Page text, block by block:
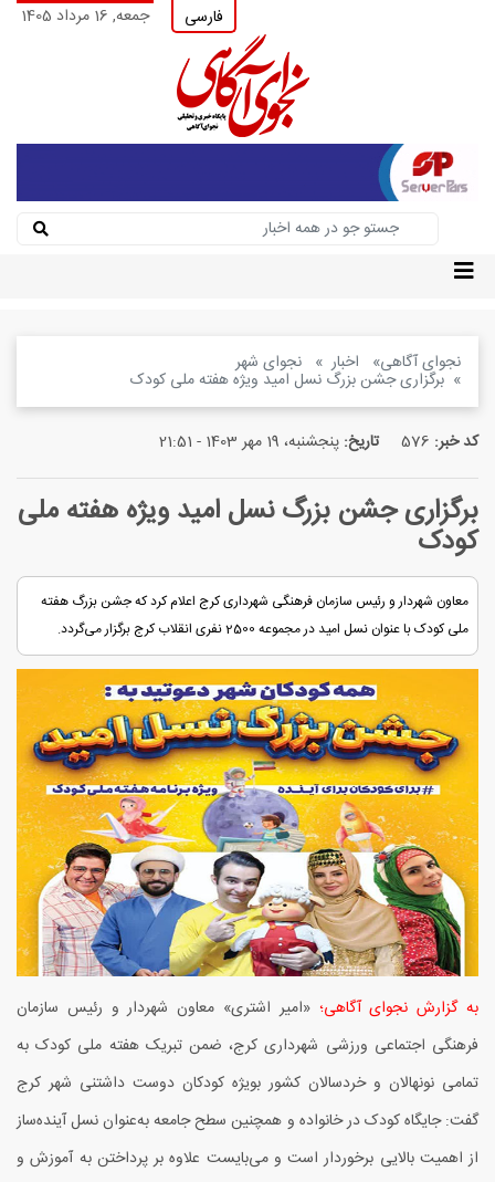
جمعه, 16 مرداد 1405 فارسی
نجوای آگاهی اخبار نجوای شهر
برگزاری جشن بزرگ نسل امید ویژه هفته ملی کودک
کد خبر: 576 تاریخ: پنجشنبه، 19 مهر 1403 - 21:51
برگزاری جشن بزرگ نسل امید ویژه هفته ملی
کودک
معاون شهردار و رئیس سازمان فرهنگی شهرداری کرج اعلام کرد که جشن بزرگ هفته
ملی کودک با عنوان نسل امید در مجموعه 2500 نفری انقلاب کرج برگزار می‌گردد.
به گزارش نجوای آگاهی؛«امیر اشتری» معاون شهردار و رئیس سازمان
فرهنگی اجتماعی ورزشی شهرداری کرج، ضمن تبریک هفته ملی کودک به
تمامی نونهالان و خردسالان کشور بویژه کودکان دوست داشتنی شهر کرج
گفت: جایگاه کودک در خانواده و همچنین سطح جامعه به‌عنوان نسل آینده‌ساز
از اهمیت بالایی برخوردار است و می‌بایست علاوه بر پرداختن به آموزش و